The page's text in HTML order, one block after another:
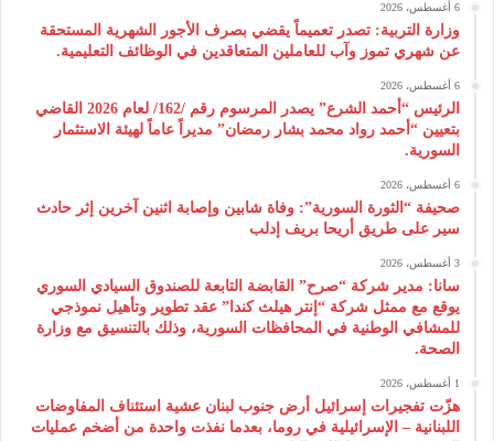
6 أغسطس، 2026
وزارة التربية: تصدر تعميماً يقضي بصرف الأجور الشهرية المستحقة
عن شهري تموز وآب للعاملين المتعاقدين في الوظائف التعليمية.
6 أغسطس، 2026
الرئيس “أحمد الشرع” يصدر المرسوم رقم /162/ لعام 2026 ‌القاضي
بتعيين “أحمد رواد محمد بشار رمضان” مديراً عاماً لهيئة ‌الاستثمار
السورية.
6 أغسطس، 2026
صحيفة “الثورة السورية”: وفاة شابين وإصابة اثنين آخرين إثر حادث
سير على طريق أريحا بريف إدلب
3 أغسطس، 2026
سانا: مدير شركة “صرح” القابضة التابعة للصندوق السيادي السوري
يوقع مع ممثل شركة “إنتر هيلث كندا” عقد تطوير وتأهيل نموذجي
للمشافي الوطنية في المحافظات السورية، وذلك بالتنسيق مع وزارة
الصحة.
1 أغسطس، 2026
هزّت تفجيرات إسرائيل أرض جنوب لبنان عشية استئناف المفاوضات
اللبنانية – الإسرائيلية في روما، بعدما نفذت واحدة من أضخم عمليات